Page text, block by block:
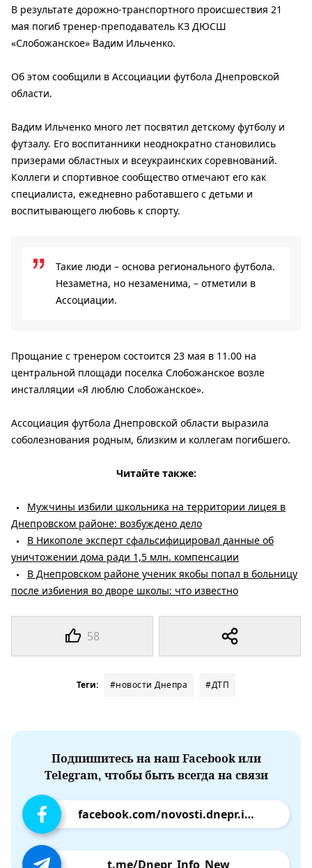
58
В результате дорожно-транспортного происшествия 21
мая погиб тренер-преподаватель КЗ ДЮСШ
«Слобожанское» Вадим Ильченко.
Об этом сообщили в Ассоциации футбола Днепровской
области.
Вадим Ильченко много лет посвятил детскому футболу и
футзалу. Его воспитанники неоднократно становились
призерами областных и всеукраинских соревнований.
Коллеги и спортивное сообщество отмечают его как
специалиста, ежедневно работавшего с детьми и
воспитывающего любовь к спорту.
Такие люди – основа регионального футбола.
Незаметна, но незаменима, – отметили в
Ассоциации.
Прощание с тренером состоится 23 мая в 11.00 на
центральной площади поселка Слобожанское возле
инсталляции «Я люблю Слобожанское».
Ассоциация футбола Днепровской области выразила
соболезнования родным, близким и коллегам погибшего.
Читайте также:
Мужчины избили школьника на территории лицея в
Днепровском районе: возбуждено дело
В Никополе эксперт сфальсифицировал данные об
уничтожении дома ради 1,5 млн. компенсации
В Днепровском районе ученик якобы попал в больницу
после избиения во дворе школы: что известно
Теги: #новости Днепра #ДТП
Подпишитесь на наш Facebook или
Telegram, чтобы быть всегда на связи
facebook.com/novosti.dnepr.info
t.me/Dnepr_Info_New